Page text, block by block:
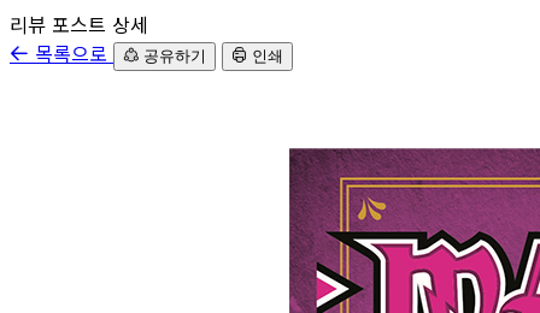
본문으로 바로가기
리뷰 포스트 상세
목록으로
공유하기 인쇄